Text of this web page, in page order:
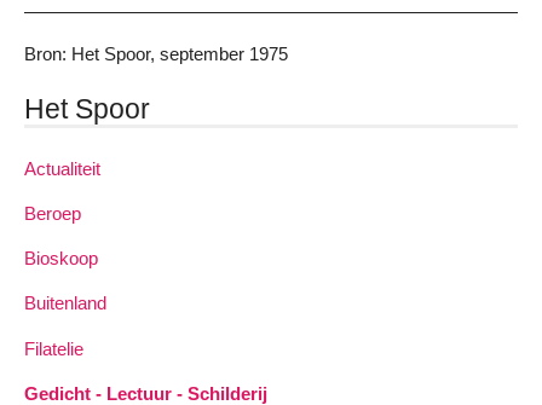
Bron: Het Spoor, september 1975
Het Spoor
Actualiteit
Beroep
Bioskoop
Buitenland
Filatelie
Gedicht - Lectuur - Schilderij